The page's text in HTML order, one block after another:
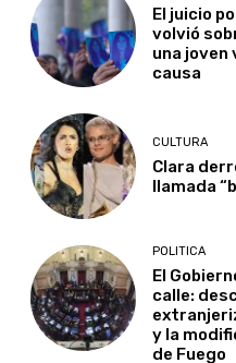
El juicio
volvió
una joven
causa
CULTURA
Clara
llamada
POLITICA
El
calle:
y la
de Fuego